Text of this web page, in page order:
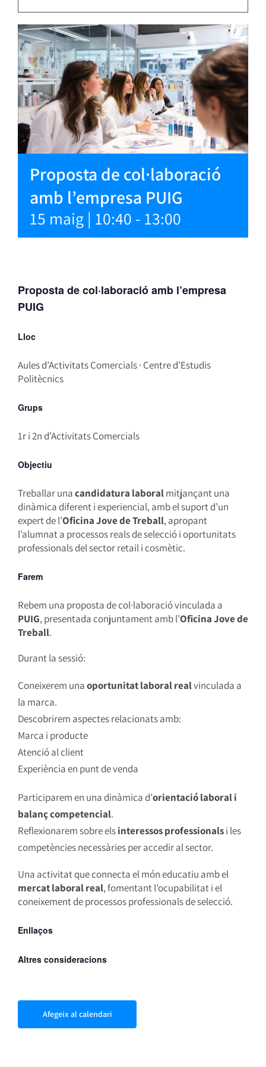
Proposta de col·laboració
amb l’empresa PUIG
15 maig | 10:40 - 13:00
Proposta de col·laboració amb l’empresa
PUIG
Lloc
Aules d’Activitats Comercials · Centre d’Estudis
Politècnics
Grups
1r i 2n d’Activitats Comercials
Objectiu
Treballar unacandidatura laboralmitjançant una
dinàmica diferent i experiencial, amb el suport d’un
expert de l’Oficina Jove de Treball, apropant
l’alumnat a processos reals de selecció i oportunitats
professionals del sector retail i cosmètic.
Farem
Rebem una proposta de col·laboració vinculada a
PUIG, presentada conjuntament amb l’Oficina Jove de
Treball.
Durant la sessió:
Coneixerem unaoportunitat laboral realvinculada a
la marca.
Descobrirem aspectes relacionats amb:
Marca i producte
Atenció al client
Experiència en punt de venda
Participarem en una dinàmica d’orientació laboral i
balanç competencial.
Reflexionarem sobre elsinteressos professionalsi les
competències necessàries per accedir al sector.
Una activitat que connecta el món educatiu amb el
mercat laboral real, fomentant l’ocupabilitat i el
coneixement de processos professionals de selecció.
Enllaços
Altres consideracions
Afegeix al calendari